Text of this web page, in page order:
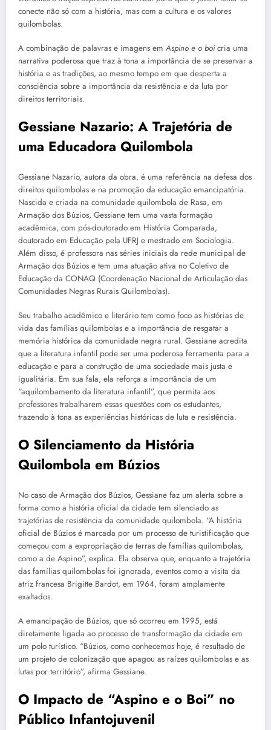
conecte não só com a história, mas com a cultura e os valores
quilombolas.
A combinação de palavras e imagens em Aspino e o boicria uma
narrativa poderosa que traz à tona a importância de se preservar a
história e as tradições, ao mesmo tempo em que desperta a
consciência sobre a importância da resistência e da luta por
direitos territoriais.
Gessiane Nazario: A Trajetória de
uma Educadora Quilombola
Gessiane Nazario, autora da obra, é uma referência na defesa dos
direitos quilombolas e na promoção da educação emancipatória.
Nascida e criada na comunidade quilombola de Rasa, em
Armação dos Búzios, Gessiane tem uma vasta formação
acadêmica, com pós-doutorado em História Comparada,
doutorado em Educação pela UFRJ e mestrado em Sociologia.
Além disso, é professora nas séries iniciais da rede municipal de
Armação dos Búzios e tem uma atuação ativa no Coletivo de
Educação da CONAQ (Coordenação Nacional de Articulação das
Comunidades Negras Rurais Quilombolas).
Seu trabalho acadêmico e literário tem como foco as histórias de
vida das famílias quilombolas e a importância de resgatar a
memória histórica da comunidade negra rural. Gessiane acredita
que a literatura infantil pode ser uma poderosa ferramenta para a
educação e para a construção de uma sociedade mais justa e
igualitária. Em sua fala, ela reforça a importância de um
“aquilombamento da literatura infantil”, que permita aos
professores trabalharem essas questões com os estudantes,
trazendo à tona as experiências históricas de luta e resistência.
O Silenciamento da História
Quilombola em Búzios
No caso de Armação dos Búzios, Gessiane faz um alerta sobre a
forma como a história oficial da cidade tem silenciado as
trajetórias de resistência da comunidade quilombola. “A história
oficial de Búzios é marcada por um processo de turistificação que
começou com a expropriação de terras de famílias quilombolas,
como a de Aspino”, explica. Ela observa que, enquanto a trajetória
das famílias quilombolas foi ignorada, eventos como a visita da
atriz francesa Brigitte Bardot, em 1964, foram amplamente
exaltados.
A emancipação de Búzios, que só ocorreu em 1995, está
diretamente ligada ao processo de transformação da cidade em
um polo turístico. “Búzios, como conhecemos hoje, é resultado de
um projeto de colonização que apagou as raízes quilombolas e as
lutas por território”, afirma Gessiane.
O Impacto de “Aspino e o Boi” no
Público Infantojuvenil